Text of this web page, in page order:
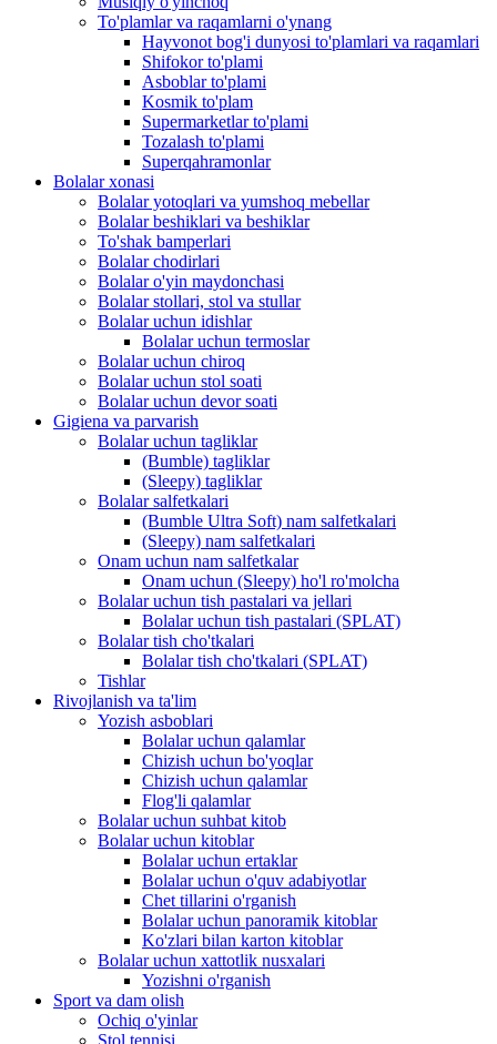
To'plamlar va raqamlarni o'ynang
Hayvonot bog'i dunyosi to'plamlari va raqamlari
Shifokor to'plami
Asboblar to'plami
Kosmik to'plam
Supermarketlar to'plami
Tozalash to'plami
Superqahramonlar
Bolalar xonasi
Bolalar yotoqlari va yumshoq mebellar
Bolalar beshiklari va beshiklar
To'shak bamperlari
Bolalar chodirlari
Bolalar o'yin maydonchasi
Bolalar stollari, stol va stullar
Bolalar uchun idishlar
Bolalar uchun termoslar
Bolalar uchun chiroq
Bolalar uchun stol soati
Bolalar uchun devor soati
Gigiena va parvarish
Bolalar uchun tagliklar
(Bumble) tagliklar
(Sleepy) tagliklar
Bolalar salfetkalari
(Bumble Ultra Soft) nam salfetkalari
(Sleepy) nam salfetkalari
Onam uchun nam salfetkalar
Onam uchun (Sleepy) ho'l ro'molcha
Bolalar uchun tish pastalari va jellari
Bolalar uchun tish pastalari (SPLAT)
Bolalar tish cho'tkalari
Bolalar tish cho'tkalari (SPLAT)
Tishlar
Rivojlanish va ta'lim
Yozish asboblari
Bolalar uchun qalamlar
Chizish uchun bo'yoqlar
Chizish uchun qalamlar
Flog'li qalamlar
Bolalar uchun suhbat kitob
Bolalar uchun kitoblar
Bolalar uchun ertaklar
Bolalar uchun o'quv adabiyotlar
Chet tillarini o'rganish
Bolalar uchun panoramik kitoblar
Ko'zlari bilan karton kitoblar
Bolalar uchun xattotlik nusxalari
Yozishni o'rganish
Sport va dam olish
Ochiq o'yinlar
Stol tennisi